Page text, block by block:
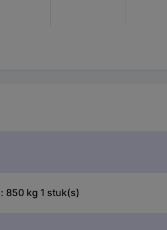
850 kg 1 stuk(s)